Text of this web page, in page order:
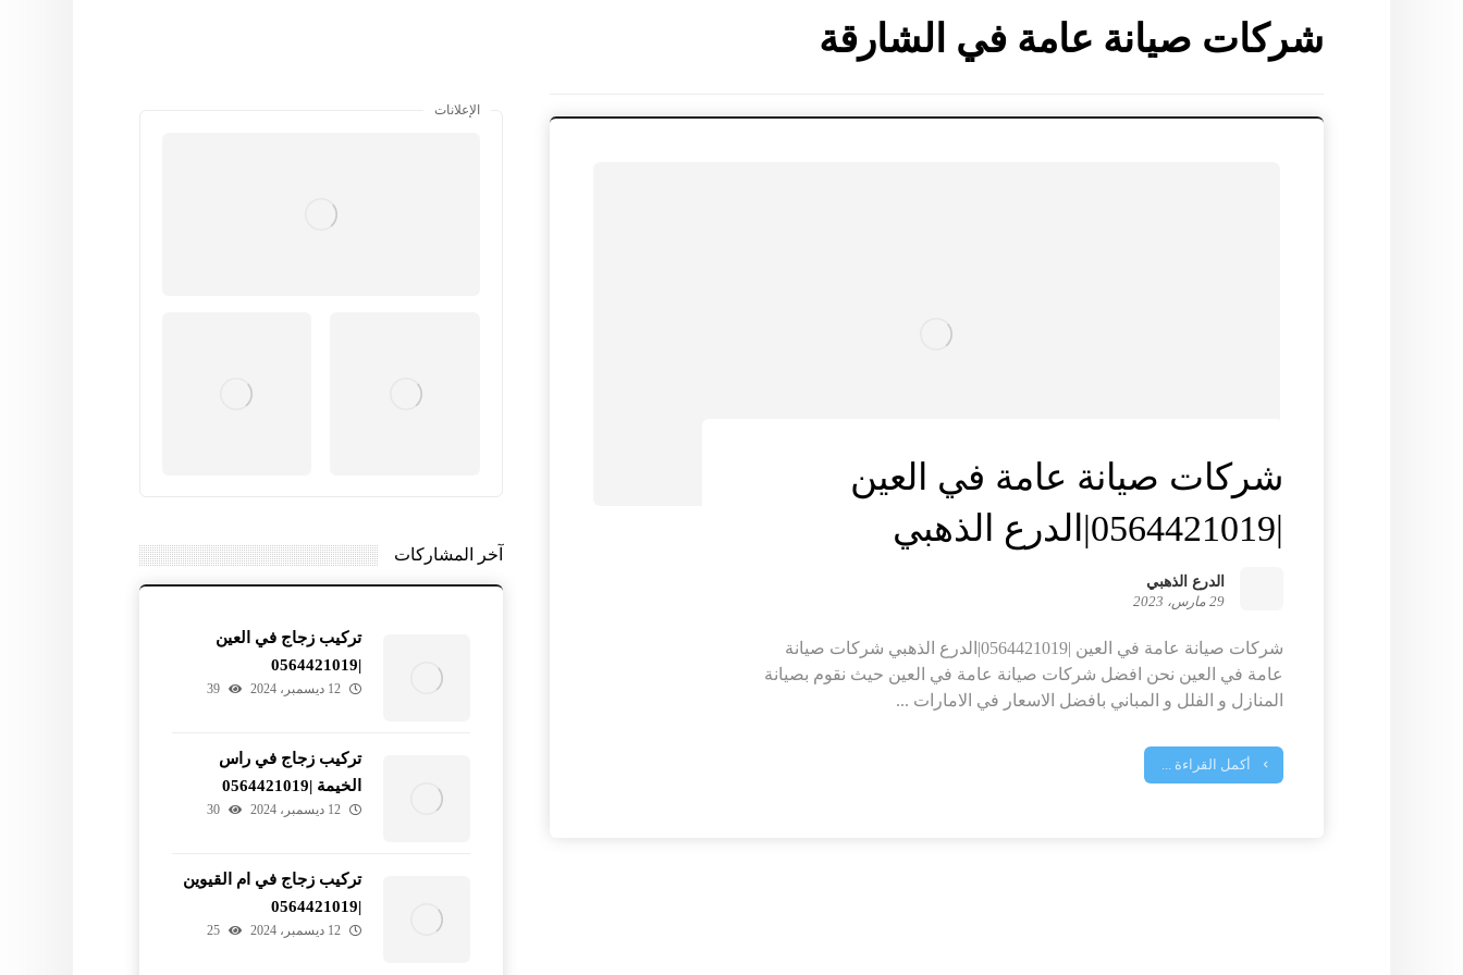
شركات صيانة عامة في الشارقة
شركات صيانة عامة في العين
|0564421019|الدرع الذهبي
الدرع الذهبي
29 مارس، 2023
شركات صيانة عامة في العين |0564421019|الدرع الذهبي شركات صيانة
عامة في العين نحن افضل شركات صيانة عامة في العين حيث نقوم بصيانة
المنازل و الفلل و المباني بافضل الاسعار في الامارات ...
أكمل القراءة ...
الإعلانات
آخر المشاركات
تركيب زجاج في العين
|0564421019
12 ديسمبر، 2024 39
تركيب زجاج في راس
الخيمة |0564421019
12 ديسمبر، 2024 30
تركيب زجاج في ام القيوين
|0564421019
12 ديسمبر، 2024 25